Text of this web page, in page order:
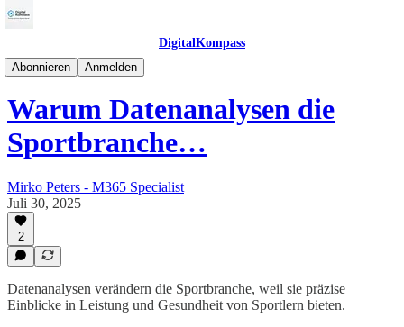
DigitalKompass
Abonnieren
Anmelden
DataKompass
Warum Datenanalysen die
Sportbranche…
Mirko Peters - M365 Specialist
Juli 30, 2025
2
Datenanalysen verändern die Sportbranche, weil sie präzise
Einblicke in Leistung und Gesundheit von Sportlern bieten.